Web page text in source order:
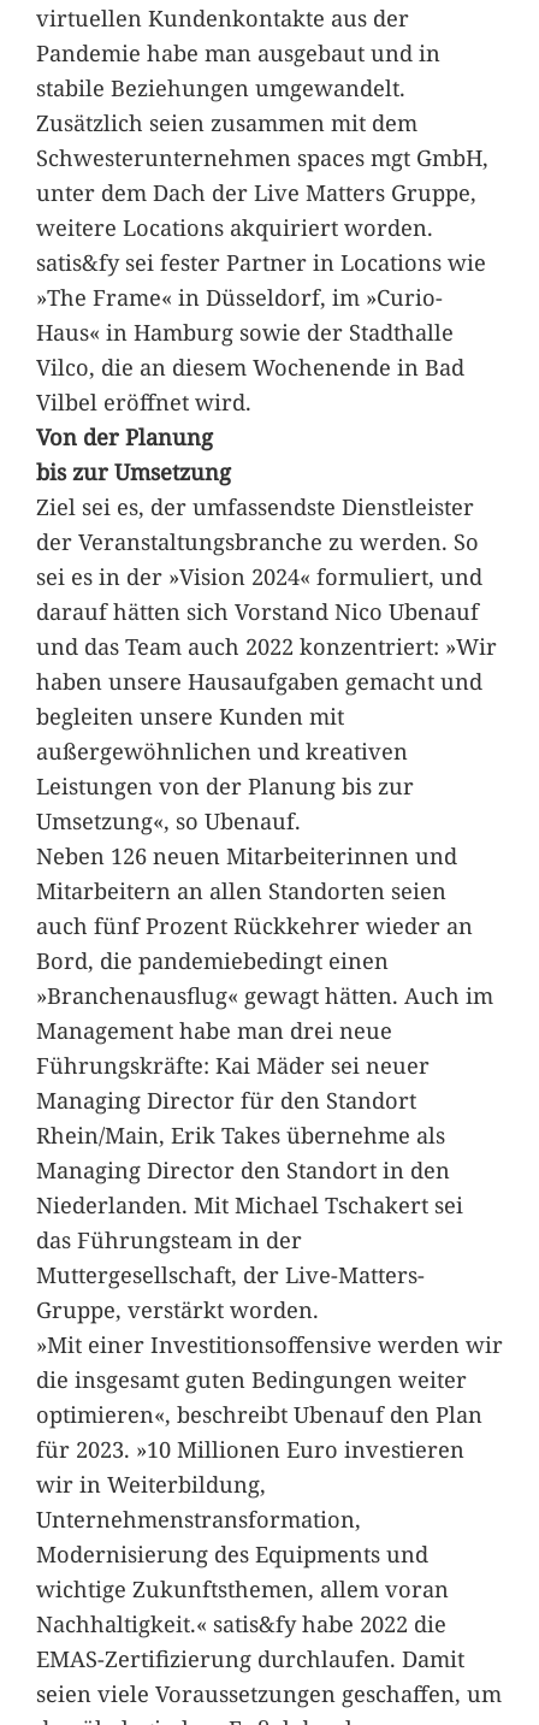
virtuellen Kundenkontakte aus der
Pandemie habe man ausgebaut und in
stabile Beziehungen umgewandelt.
Zusätzlich seien zusammen mit dem
Schwesterunternehmen spaces mgt GmbH,
unter dem Dach der Live Matters Gruppe,
weitere Locations akquiriert worden.
satis&fy sei fester Partner in Locations wie
»The Frame« in Düsseldorf, im »Curio-
Haus« in Hamburg sowie der Stadthalle
Vilco, die an diesem Wochenende in Bad
Vilbel eröffnet wird.
Von der Planung
bis zur Umsetzung
Ziel sei es, der umfassendste Dienstleister
der Veranstaltungsbranche zu werden. So
sei es in der »Vision 2024« formuliert, und
darauf hätten sich Vorstand Nico Ubenauf
und das Team auch 2022 konzentriert: »Wir
haben unsere Hausaufgaben gemacht und
begleiten unsere Kunden mit
außergewöhnlichen und kreativen
Leistungen von der Planung bis zur
Umsetzung«, so Ubenauf.
Neben 126 neuen Mitarbeiterinnen und
Mitarbeitern an allen Standorten seien
auch fünf Prozent Rückkehrer wieder an
Bord, die pandemiebedingt einen
»Branchenausflug« gewagt hätten. Auch im
Management habe man drei neue
Führungskräfte: Kai Mäder sei neuer
Managing Director für den Standort
Rhein/Main, Erik Takes übernehme als
Managing Director den Standort in den
Niederlanden. Mit Michael Tschakert sei
das Führungsteam in der
Muttergesellschaft, der Live-Matters-
Gruppe, verstärkt worden.
»Mit einer Investitionsoffensive werden wir
die insgesamt guten Bedingungen weiter
optimieren«, beschreibt Ubenauf den Plan
für 2023. »10 Millionen Euro investieren
wir in Weiterbildung,
Unternehmenstransformation,
Modernisierung des Equipments und
wichtige Zukunftsthemen, allem voran
Nachhaltigkeit.« satis&fy habe 2022 die
EMAS-Zertifizierung durchlaufen. Damit
seien viele Voraussetzungen geschaffen, um